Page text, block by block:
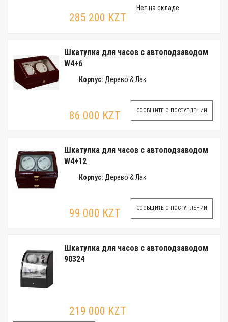
285 200 KZT
Нет на складе
Шкатулка для часов с автоподзаводом
W4+6
Корпус: Дерево & Лак
86 000 KZT СООБЩИТЕ О ПОСТУПЛЕНИИ
Шкатулка для часов с автоподзаводом
W4+12
Корпус: Дерево & Лак
99 000 KZT СООБЩИТЕ О ПОСТУПЛЕНИИ
Шкатулка для часов с автоподзаводом
90324
219 000 KZT